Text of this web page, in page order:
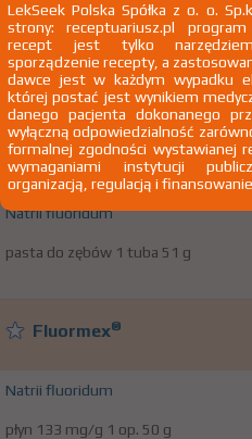
Natrii fluoridum
żel do zębów 12,5 mg/g 1 tuba 25 g
elmex®DURAPHAT
Natrii fluoridum
pasta do zębów 1 tuba 51 g
Fluormex®
Natrii fluoridum
płyn 133 mg/g 1 op. 50 g
LekSeek Polska Spółka z o. o.
strony: receptuariusz.pl
recept jest tylko narzędziem
sporządzenie recepty, a
dawce jest w każdym wypadku
której postać jest wynikiem
danego pacjenta dokonanego
wyłączną odpowiedzialność
formalnej zgodności wystawianej
wymaganiami instytucji
organizacją, regulacją i